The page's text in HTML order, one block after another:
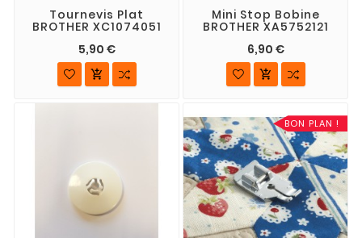
Tournevis Plat
BROTHER XC1074051
5,90 €

Mini Stop Bobine
BROTHER XA5752121
6,90 €

BON PLAN !